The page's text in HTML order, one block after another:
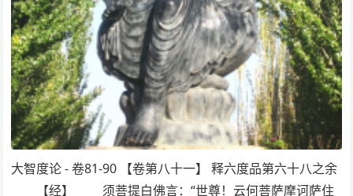
大智度论 - 卷81-90 【卷第八十一】 释六度品第六十八之余
【经】 须菩提白佛言：“世尊！云何菩萨摩诃萨住